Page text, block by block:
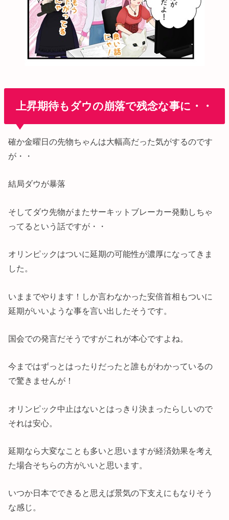
上昇期待もダウの崩落で残念な事に・・
確か金曜日の先物ちゃんは大幅高だった気がするのです
が・・
結局ダウが暴落
そしてダウ先物がまたサーキットブレーカー発動しちゃ
ってるという話ですが・・
オリンピックはついに延期の可能性が濃厚になってきま
した。
いままでやります！しか言わなかった安倍首相もついに
延期がいいような事を言い出したそうです。
国会での発言だそうですがこれが本心ですよね。
今まではずっとはったりだったと誰もがわかっているの
で驚きませんが！
オリンピック中止はないとはっきり決まったらしいので
それは安心。
延期なら大変なことも多いと思いますが経済効果を考え
た場合そちらの方がいいと思います。
いつか日本でできると思えば景気の下支えにもなりそう
な感じ。